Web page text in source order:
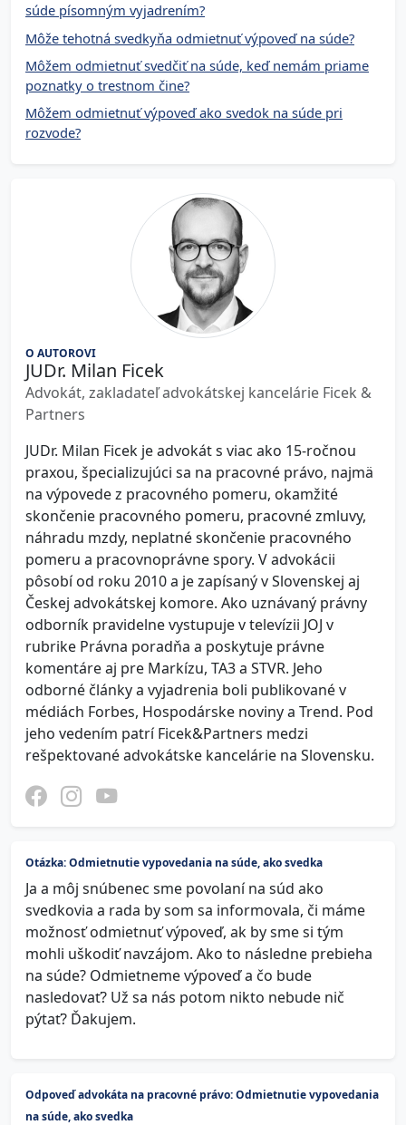
súde písomným vyjadrením?
Môže tehotná svedkyňa odmietnuť výpoveď na súde?
Môžem odmietnuť svedčiť na súde, keď nemám priame
poznatky o trestnom čine?
Môžem odmietnuť výpoveď ako svedok na súde pri
rozvode?
O AUTOROVI
JUDr. Milan Ficek
Advokát, zakladateľ advokátskej kancelárie Ficek &
Partners
JUDr. Milan Ficek je advokát s viac ako 15-ročnou
praxou, špecializujúci sa na pracovné právo, najmä
na výpovede z pracovného pomeru, okamžité
skončenie pracovného pomeru, pracovné zmluvy,
náhradu mzdy, neplatné skončenie pracovného
pomeru a pracovnoprávne spory. V advokácii
pôsobí od roku 2010 a je zapísaný v Slovenskej aj
Českej advokátskej komore. Ako uznávaný právny
odborník pravidelne vystupuje v televízii JOJ v
rubrike Právna poradňa a poskytuje právne
komentáre aj pre Markízu, TA3 a STVR. Jeho
odborné články a vyjadrenia boli publikované v
médiách Forbes, Hospodárske noviny a Trend. Pod
jeho vedením patrí Ficek&Partners medzi
rešpektované advokátske kancelárie na Slovensku.
Otázka: Odmietnutie vypovedania na súde, ako svedka
Ja a môj snúbenec sme povolaní na súd ako
svedkovia a rada by som sa informovala, či máme
možnosť odmietnuť výpoveď, ak by sme si tým
mohli uškodiť navzájom. Ako to následne prebieha
na súde? Odmietneme výpoveď a čo bude
nasledovať? Už sa nás potom nikto nebude nič
pýtať? Ďakujem.
Odpoveď advokáta na pracovné právo: Odmietnutie vypovedania
na súde, ako svedka